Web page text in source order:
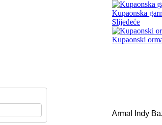
Kupaonska
Slijedeće
Kupaonski
Armal Indy
Šifra: